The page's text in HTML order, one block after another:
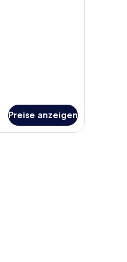
Preise anzeigen